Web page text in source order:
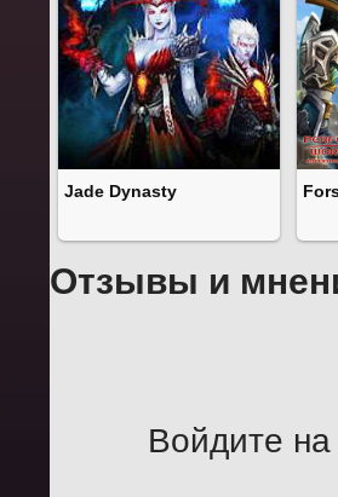
Jade Dynasty
Отзывы и
Войдите на